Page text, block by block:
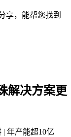
享，能帮您找到
解决方案更
年产能超10亿